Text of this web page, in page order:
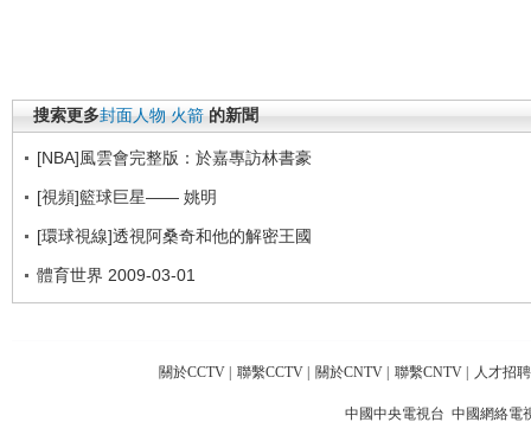
搜索更多封面人物 火箭 的新聞
[NBA]風雲會完整版：於嘉專訪林書豪
[視頻]籃球巨星—— 姚明
[環球視線]透視阿桑奇和他的解密王國
體育世界 2009-03-01
關於CCTV 聯繫CCTV 關於CNTV 聯繫CNTV 人才招聘
中國中央電視台 中國網絡電